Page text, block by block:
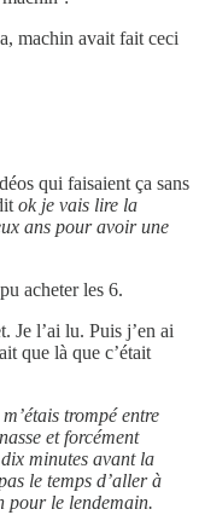
machin avait fait ceci
qui faisaient ça sans
ok je vais lire la
ans pour avoir une
acheter les 6.
Je l’ai lu. Puis j’en ai
que là que c’était
trompé entre
et forcément
minutes avant la
le temps d’aller à
pour le lendemain.